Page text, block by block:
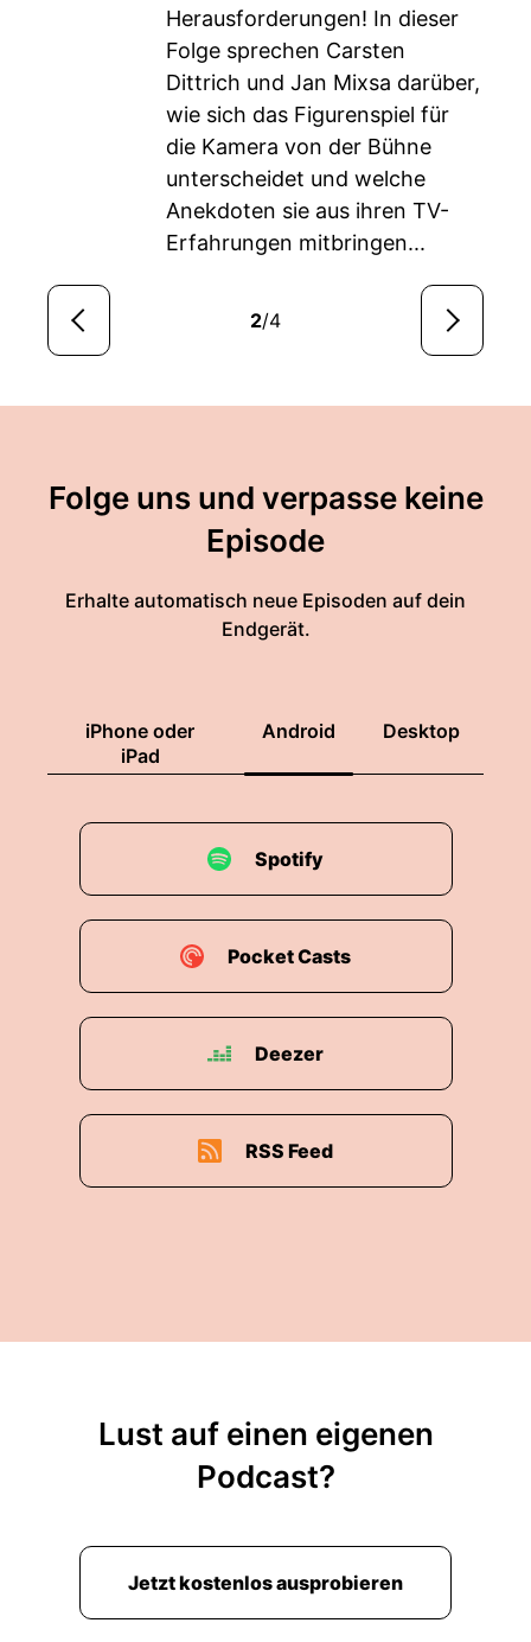
Herausforderungen! In dieser
Folge sprechen Carsten
Dittrich und Jan Mixsa darüber,
wie sich das Figurenspiel für
die Kamera von der Bühne
unterscheidet und welche
Anekdoten sie aus ihren TV-
Erfahrungen mitbringen...
2/4
Folge uns und verpasse keine
Episode
Erhalte automatisch neue Episoden auf dein
Endgerät.
iPhone oder
iPad
Android Desktop
Spotify
Pocket Casts
Deezer
RSS Feed
Lust auf einen eigenen
Podcast?
Jetzt kostenlos ausprobieren